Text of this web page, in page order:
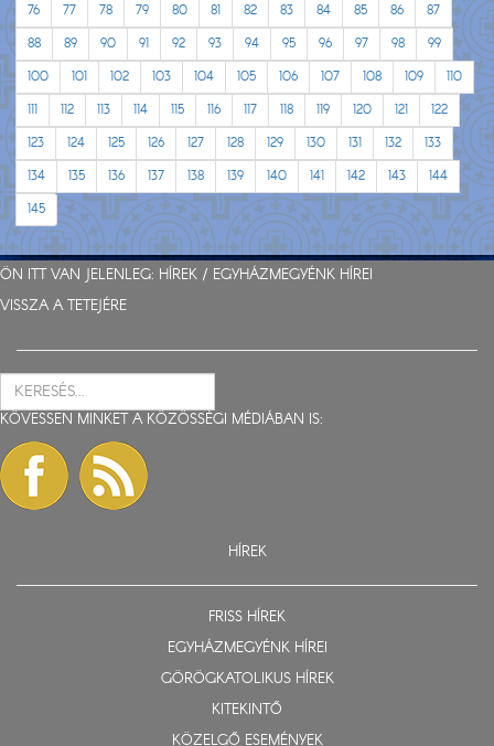
76
77 78 79 80 81 82 83 84 85 86
87
88
89 90 91 92 93 94 95 96 97 98
99
100
101 102 103 104 105 106 107 108 109
110
111
112 113 114 115 116 117 118 119 120 121
122
123
124 125 126 127 128 129 130 131 132
133
134
135 136 137 138 139 140 141 142 143
144
145
ÖN ITT VAN JELENLEG: HÍREK / EGYHÁZMEGYÉNK HÍREI
VISSZA A TETEJÉRE
KÖVESSEN MINKET A KÖZÖSSÉGI MÉDIÁBAN IS:
HÍREK
FRISS HÍREK
EGYHÁZMEGYÉNK HÍREI
GÖRÖGKATOLIKUS HÍREK
KITEKINTŐ
KÖZELGŐ ESEMÉNYEK